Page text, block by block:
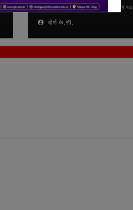
मंगलवार १०:२७ १९ जेष्ठ २०८३, मंगलवार
दोर्ण के.सी.